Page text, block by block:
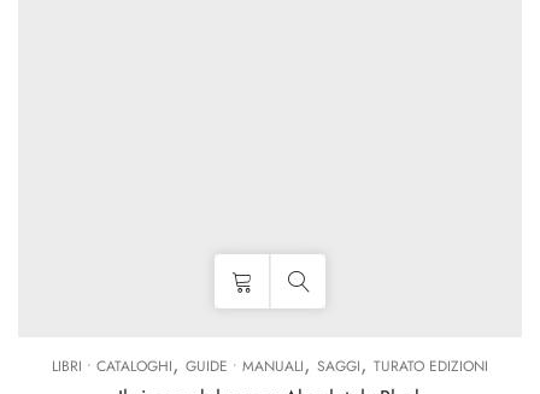
LIBRI • CATALOGHI, GUIDE • MANUALI, SAGGI, TURATO EDIZIONI